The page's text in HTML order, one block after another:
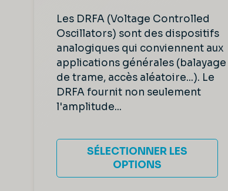
Les DRFA (Voltage Controlled
Oscillators) sont des dispositifs
analogiques qui conviennent aux
applications générales (balayage
de trame, accès aléatoire...). Le
DRFA fournit non seulement
l'amplitude...
SÉLECTIONNER LES
OPTIONS